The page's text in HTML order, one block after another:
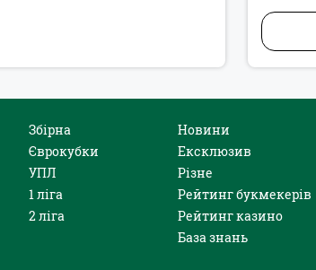
Збірна
Єврокубки
УПЛ
1 ліга
2 ліга
Новини
Ексклюзив
Різне
Рейтинг букмекерів
Рейтинг казино
База знань